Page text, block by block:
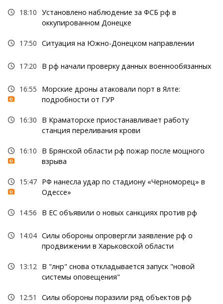
18:10 Установлено наблюдение за ФСБ рф в
оккупированном Донецке
17:50 Ситуация на Южно-Донецком направлении
17:20 В рф начали проверку данных военнообязанных
16:55
Морские дроны атаковали порт в Ялте:
подробности от ГУР
16:30
В Краматорске приостанавливает работу
станция переливания крови
16:10
В Брянской области рф пожар после мощного
взрыва
15:47 РФ нанесла удар по стадиону «Черноморец» в
Одессе»
14:56 В ЕС объявили о новых санкциях против рф
14:04 Силы обороны опровергли заявление рф о
продвижении в Харьковской области
13:12 В "лнр" снова откладывается запуск "новой
системы оповещения"
12:51 Силы обороны поразили ряд объектов рф